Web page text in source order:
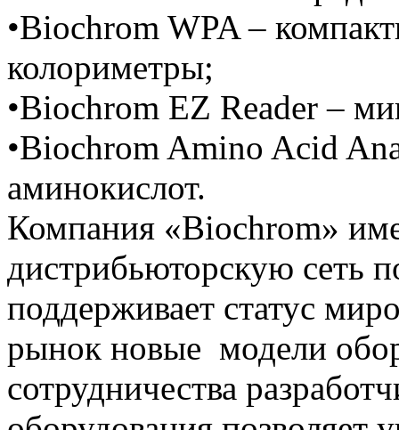
•Biochrom WPA –
колориметры;
•Biochrom EZ Reader –
•Biochrom Amino Acid
аминокислот.
Компания «Biochrom»
дистрибьюторскую сеть
поддерживает статус
рынок новые модели
сотрудничества